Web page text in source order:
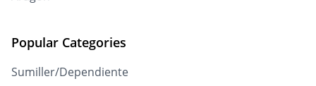
Popular Categories
Sumiller/Dependiente